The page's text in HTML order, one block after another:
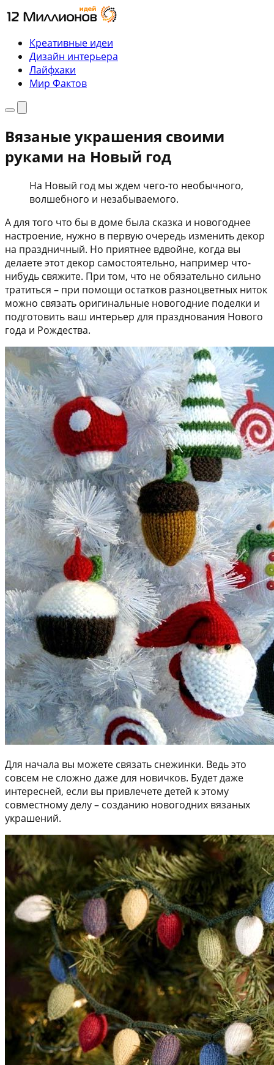
Перейти
к
содержимому
Креативные идеи
Дизайн интерьера
Лайфхаки
Мир Фактов
МенюПоиск
Вязаные украшения своими
руками на Новый год
На Новый год мы ждем чего-то необычного,
волшебного и незабываемого.
А для того что бы в доме была сказка и новогоднее
настроение, нужно в первую очередь изменить декор
на праздничный. Но приятнее вдвойне, когда вы
делаете этот декор самостоятельно, например что-
нибудь свяжите. При том, что не обязательно сильно
тратиться – при помощи остатков разноцветных ниток
можно связать оригинальные новогодние поделки и
подготовить ваш интерьер для празднования Нового
года и Рождества.
Для начала вы можете связать снежинки. Ведь это
совсем не сложно даже для новичков. Будет даже
интересней, если вы привлечете детей к этому
совместному делу – созданию новогодних вязаных
украшений.